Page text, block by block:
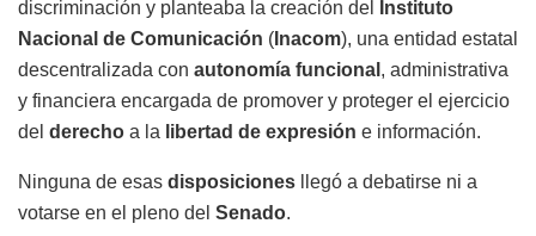
discriminación y planteaba la creación del
Instituto
Nacional de Comunicación ( Inacom), una entidad estatal
descentralizada con autonomía funcional , administrativa
y financiera encargada de promover y proteger el ejercicio
del derecho a la libertad de expresión e información.
Ninguna de esas disposiciones llegó a debatirse ni a
votarse en el pleno del Senado.